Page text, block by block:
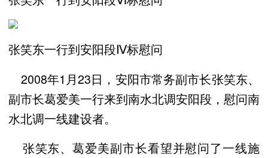
张笑东一行到安阳段Ⅳ标慰问
2008年1月23日，安阳市常务副市长张笑东、
副市长葛爱美一行来到南水北调安阳段，慰问南
水北调一线建设者。
张笑东、葛爱美副市长看望并慰问了一线施